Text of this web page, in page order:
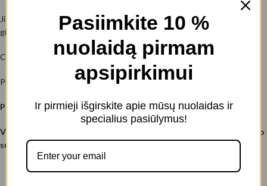
Ji dar tik įsivažiuoja! Kiek nuotykių, smagių vakarų su draugais, ežerų,
gimtadienių dar laukia!
Chillinam ir džiaugiames kol galim! 😄
Plačiau:
Publikuota: 2023 Liepos 14
Visi paveikslai spausdinti ant drobės ir surėminti ant medinio rėmo
su paruoštu pakabinimu 😊
Pasiimkite 10 %
nuolaidą pirmam
apsipirkimui
Ir pirmieji išgirskite apie mūsų nuolaidas ir
specialius pasiūlymus!